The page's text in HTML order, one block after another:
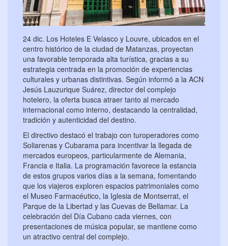
24 dic. Los Hoteles E Velasco y Louvre, ubicados en el
centro histórico de la ciudad de Matanzas, proyectan
una favorable temporada alta turística, gracias a su
estrategia centrada en la promoción de experiencias
culturales y urbanas distintivas. Según informó a la ACN
Jesús Lauzurique Suárez, director del complejo
hotelero, la oferta busca atraer tanto al mercado
internacional como interno, destacando la centralidad,
tradición y autenticidad del destino.
El directivo destacó el trabajo con turoperadores como
Soliarenas y Cubarama para incentivar la llegada de
mercados europeos, particularmente de Alemania,
Francia e Italia. La programación favorece la estancia
de estos grupos varios días a la semana, fomentando
que los viajeros exploren espacios patrimoniales como
el Museo Farmacéutico, la Iglesia de Montserrat, el
Parque de la Libertad y las Cuevas de Bellamar. La
celebración del Día Cubano cada viernes, con
presentaciones de música popular, se mantiene como
un atractivo central del complejo.